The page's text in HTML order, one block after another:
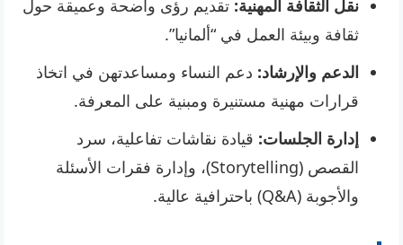
نقل الثقافة المهنية: تقديم رؤى واضحة وعميقة حول
ثقافة وبيئة العمل في “ألمانيا”.
الدعم والإرشاد: دعم النساء ومساعدتهن في اتخاذ
قرارات مهنية مستنيرة ومبنية على المعرفة.
إدارة الجلسات: قيادة نقاشات تفاعلية، سرد
القصص (Storytelling)، وإدارة فقرات الأسئلة
والأجوبة (Q&A) باحترافية عالية.